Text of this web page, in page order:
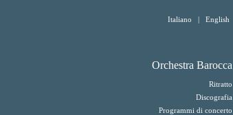
Italiano | English
Orchestra Barocca
Ritratto
Discografia
Programmi di concerto